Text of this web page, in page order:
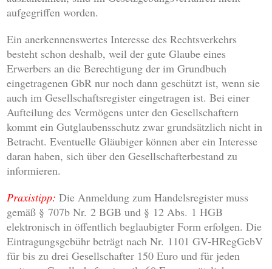
aufgegriffen worden.
Ein anerkennenswertes Interesse des Rechtsverkehrs
besteht schon deshalb, weil der gute Glaube eines
Erwerbers an die Berechtigung der im Grundbuch
eingetragenen GbR nur noch dann geschützt ist, wenn sie
auch im Gesellschaftsregister eingetragen ist. Bei einer
Aufteilung des Vermögens unter den Gesellschaftern
kommt ein Gutglaubensschutz zwar grundsätzlich nicht in
Betracht. Eventuelle Gläubiger können aber ein Interesse
daran haben, sich über den Gesellschafterbestand zu
informieren.
Praxistipp: Die Anmeldung zum Handelsregister muss
gemäß § 707b Nr. 2 BGB und § 12 Abs. 1 HGB
elektronisch in öffentlich beglaubigter Form erfolgen. Die
Eintragungsgebühr beträgt nach Nr. 1101 GV-HRegGebV
für bis zu drei Gesellschafter 150 Euro und für jeden